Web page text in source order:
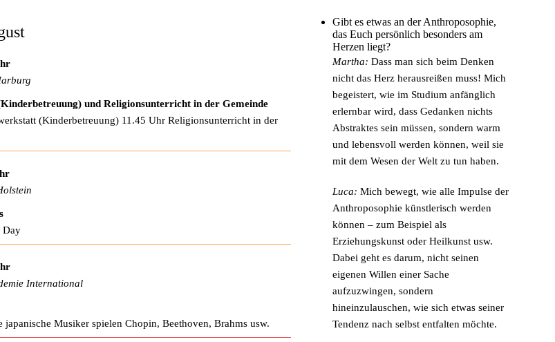
und Religionsunterricht in der Gemeinde
(Kinderbetreuung) 11.45 Uhr Religionsunterricht in der
Day
International
japanische Musiker spielen Chopin, Beethoven, Brahms usw.
Gibt es etwas an der Anthroposophie,
das Euch persönlich besonders am
Herzen liegt?
Martha: Dass man sich beim Denken
nicht das Herz herausreißen muss! Mich
begeistert, wie im Studium anfänglich
erlernbar wird, dass Gedanken nichts
Abstraktes sein müssen, sondern warm
und lebensvoll werden können, weil sie
mit dem Wesen der Welt zu tun haben.
Luca: Mich bewegt, wie alle Impulse der
Anthroposophie künstlerisch werden
können – zum Beispiel als
Erziehungskunst oder Heilkunst usw.
Dabei geht es darum, nicht seinen
eigenen Willen einer Sache
aufzuzwingen, sondern
hineinzulauschen, wie sich etwas seiner
Tendenz nach selbst entfalten möchte.